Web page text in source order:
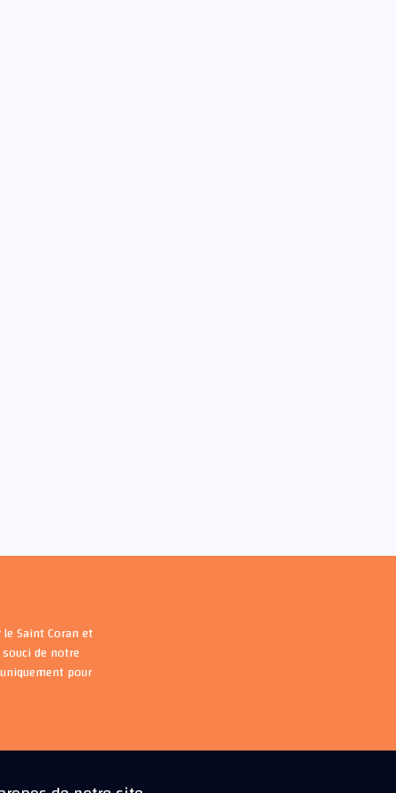
Saint Coran et
de notre
pour